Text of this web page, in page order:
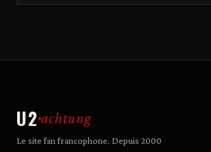
U2 achtung
Le site fan francophone. Depuis 2000